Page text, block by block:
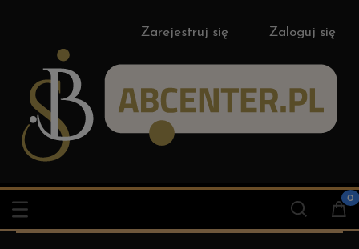
Zarejestruj się Zaloguj się